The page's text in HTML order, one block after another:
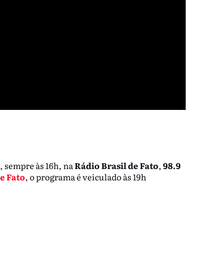
às 16h, naRádio Brasil de Fato, 98.9
Fato, o programa é veiculado às 19h